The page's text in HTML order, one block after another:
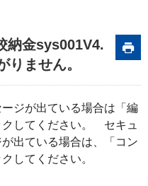
納金sys001V4.
ません。
ジが出ている場合は「編
してください。 セキュ
出ている場合は、「コン
してください。